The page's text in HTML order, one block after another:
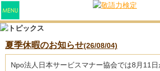
夏季休暇のお知らせ(26/08/04)
Npo法人日本サービスマナー協会では8月11